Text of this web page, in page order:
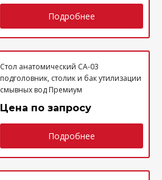
Подробнее
Стол анатомический СА-03
подголовник, столик и бак утилизации
смывных вод Премиум
Цена по запросу
Подробнее